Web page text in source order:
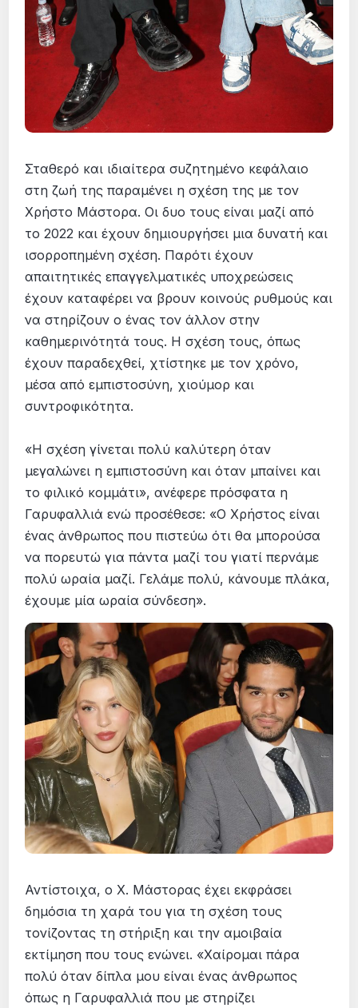
Σταθερό και ιδιαίτερα συζητημένο κεφάλαιο
στη ζωή της παραμένει η σχέση της με τον
Χρήστο Μάστορα. Οι δυο τους είναι μαζί από
το 2022 και έχουν δημιουργήσει μια δυνατή και
ισορροπημένη σχέση. Παρότι έχουν
απαιτητικές επαγγελματικές υποχρεώσεις
έχουν καταφέρει να βρουν κοινούς ρυθμούς και
να στηρίζουν ο ένας τον άλλον στην
καθημερινότητά τους. Η σχέση τους, όπως
έχουν παραδεχθεί, χτίστηκε με τον χρόνο,
μέσα από εμπιστοσύνη, χιούμορ και
συντροφικότητα.
«Η σχέση γίνεται πολύ καλύτερη όταν
μεγαλώνει η εμπιστοσύνη και όταν μπαίνει και
το φιλικό κομμάτι», ανέφερε πρόσφατα η
Γαρυφαλλιά ενώ προσέθεσε: «Ο Χρήστος είναι
ένας άνθρωπος που πιστεύω ότι θα μπορούσα
να πορευτώ για πάντα μαζί του γιατί περνάμε
πολύ ωραία μαζί. Γελάμε πολύ, κάνουμε πλάκα,
έχουμε μία ωραία σύνδεση».
Αντίστοιχα, ο X. Μάστορας έχει εκφράσει
δημόσια τη χαρά του για τη σχέση τους
τονίζοντας τη στήριξη και την αμοιβαία
εκτίμηση που τους ενώνει. «Χαίρομαι πάρα
πολύ όταν δίπλα μου είναι ένας άνθρωπος
όπως η Γαρυφαλλιά που με στηρίζει